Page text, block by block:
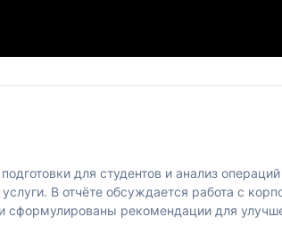
для студентов и анализ
В отчёте обсуждается работа с
сформулированы рекомендации для